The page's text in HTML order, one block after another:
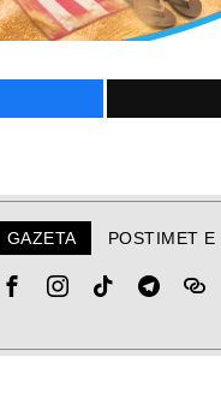
GAZETA POSTIMET